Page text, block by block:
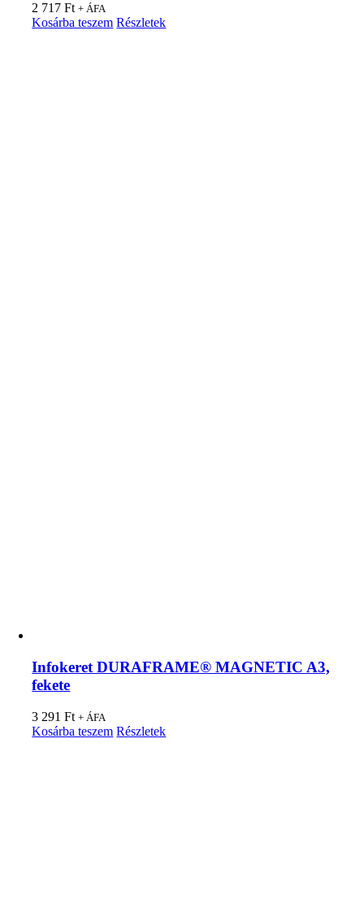
2 717Ft + ÁFA
Kosárba teszem Részletek
Infokeret DURAFRAME® MAGNETIC A3,
fekete
3 291Ft + ÁFA
Kosárba teszem Részletek